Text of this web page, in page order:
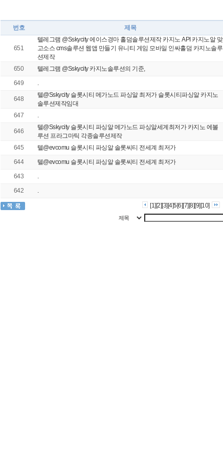
번호 제목
651
텔레그램 @Sskycity 에이스경마 홀덤솔루션제작 카지노 API 카지노알 맞
고소스 cms솔루션 웹앱 만들기 유니티 게임 모바일 인싸홀덤 카지노솔루
션제작
650 텔레그램 @Sskycity 카지노솔루션의 기준,
649
.
648
텔@Sskycity 슬롯시티 메가노드 파싱알 최저가 슬롯시티파싱알 카지노
솔루션제작임대
647 .
646
텔@Sskycity 슬롯시티 파싱알 메가노드 파싱알세계최저가 카지노 에볼
루션 프라그마틱 각종솔루션제작
645 텔@evcomu 슬롯시티 파싱알 솔롯씨티 전세계 최저가
644
텔@evcomu 슬롯시티 파싱알 솔롯씨티 전세계 최저가
643
.
642
.
[1] [2][3] [4]5[6][7] [8][9] [10]